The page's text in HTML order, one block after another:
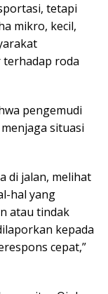
tetapi
mikro, kecil,
roda
pengemudi
situasi
di jalan, melihat
hal yang
atau tindak
kepada
cepat,”